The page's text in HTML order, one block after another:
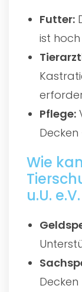
Futter:
ist
Pflege:
Wie
u.U.